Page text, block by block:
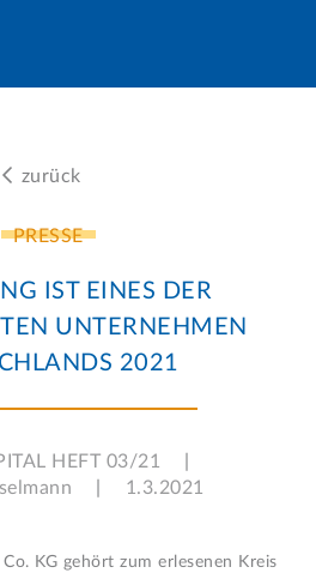
 zurück
PRESSE
IST EINES DER
UNTERNEHMEN
2021
HEFT 03/21
1.3.2021
KG gehört zum erlesenen Kreis